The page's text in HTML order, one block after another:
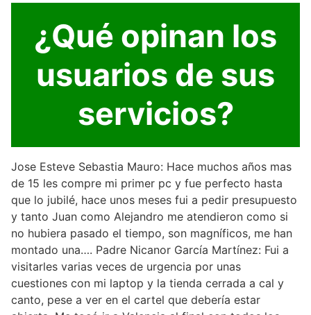
¿Qué opinan los
usuarios de sus
servicios?
Jose Esteve Sebastia Mauro: Hace muchos años mas
de 15 les compre mi primer pc y fue perfecto hasta
que lo jubilé, hace unos meses fui a pedir presupuesto
y tanto Juan como Alejandro me atendieron como si
no hubiera pasado el tiempo, son magníficos, me han
montado una…. Padre Nicanor García Martínez: Fui a
visitarles varias veces de urgencia por unas
cuestiones con mi laptop y la tienda cerrada a cal y
canto, pese a ver en el cartel que debería estar